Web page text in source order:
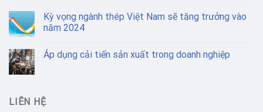
Kỳ vọng ngành thép Việt Nam sẽ tăng trưởng vào
năm 2024
Áp dụng cải tiến sản xuất trong doanh nghiệp
LIÊN HỆ